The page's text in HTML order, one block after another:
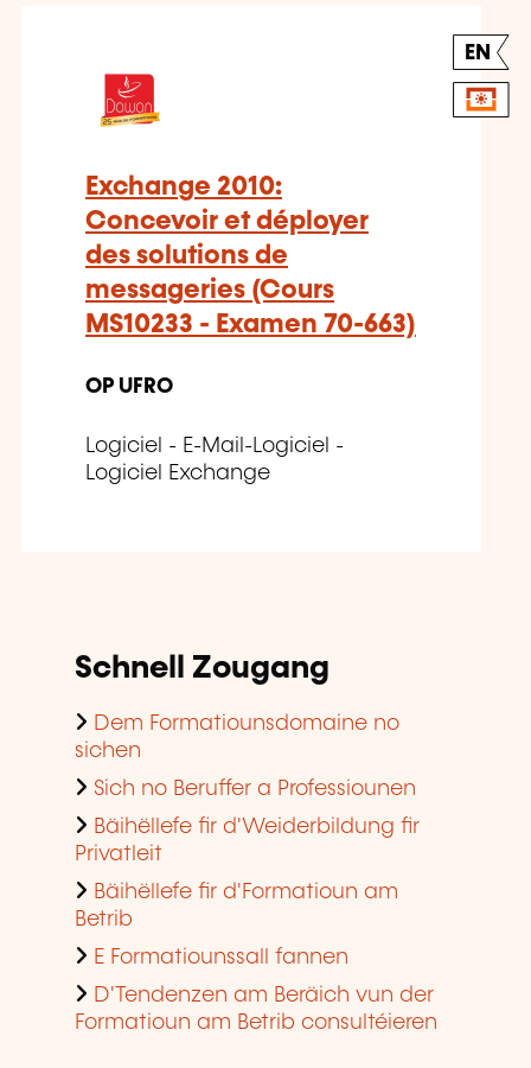
EN
Exchange 2010:
Concevoir et déployer
des solutions de
messageries (Cours
MS10233 - Examen 70-663)
OP UFRO
Logiciel - E-Mail-Logiciel -
Logiciel Exchange
Schnell Zougang
Dem Formatiounsdomaine no
sichen
Sich no Beruffer a Professiounen
Bäihëllefe fir d'Weiderbildung fir
Privatleit
Bäihëllefe fir d'Formatioun am
Betrib
E Formatiounssall fannen
D'Tendenzen am Beräich vun der
Formatioun am Betrib consultéieren